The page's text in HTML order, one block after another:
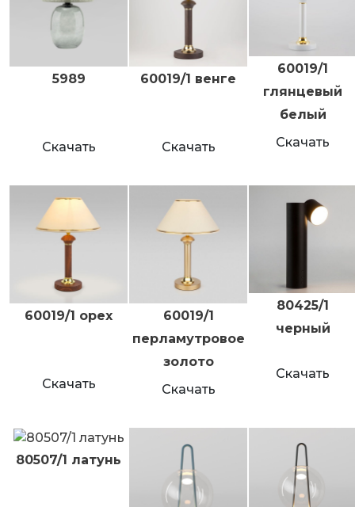
5989
Скачать
60019/1 венге
Скачать
60019/1
глянцевый
белый
Скачать
60019/1 орех
Скачать
60019/1
перламутровое
золото
Скачать
80425/1
черный
Скачать
80507/1 латунь